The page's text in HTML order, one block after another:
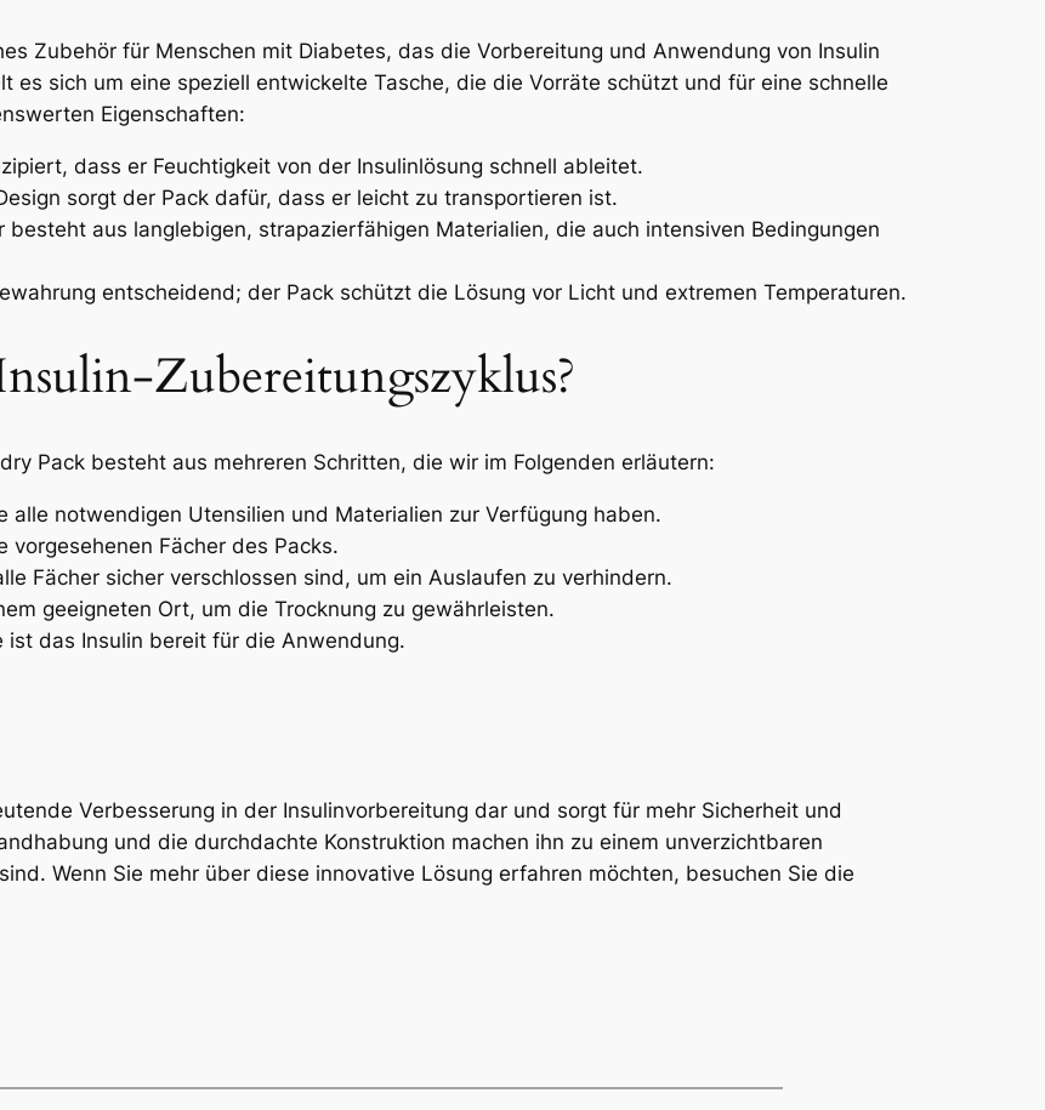
Zubehör für Menschen mit Diabetes, das die Vorbereitung und Anwendung von Insulin
es sich um eine speziell entwickelte Tasche, die die Vorräte schützt und für eine schnelle
Eigenschaften:
dass er Feuchtigkeit von der Insulinlösung schnell ableitet.
sorgt der Pack dafür, dass er leicht zu transportieren ist.
besteht aus langlebigen, strapazierfähigen Materialien, die auch intensiven Bedingungen
entscheidend; der Pack schützt die Lösung vor Licht und extremen Temperaturen.
Zubereitungszyklus?
Pack besteht aus mehreren Schritten, die wir im Folgenden erläutern:
alle notwendigen Utensilien und Materialien zur Verfügung haben.
vorgesehenen Fächer des Packs.
Fächer sicher verschlossen sind, um ein Auslaufen zu verhindern.
geeigneten Ort, um die Trocknung zu gewährleisten.
ist das Insulin bereit für die Anwendung.
Verbesserung in der Insulinvorbereitung dar und sorgt für mehr Sicherheit und
und die durchdachte Konstruktion machen ihn zu einem unverzichtbaren
Wenn Sie mehr über diese innovative Lösung erfahren möchten, besuchen Sie die